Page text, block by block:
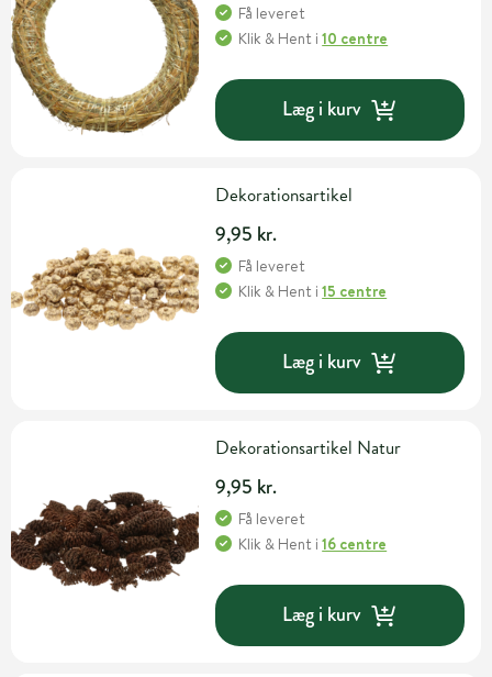
Få leveret
Klik & Hent i10 centre
Læg i kurv
Dekorationsartikel
9,95 kr.
Få leveret
Klik & Hent i15 centre
Læg i kurv
Dekorationsartikel Natur
9,95 kr.
Få leveret
Klik & Hent i16 centre
Læg i kurv